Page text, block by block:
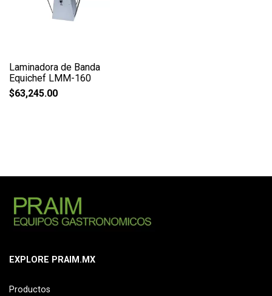
Laminadora de Banda
Equichef LMM-160
$63,245.00
EXPLORE PRAIM.MX
Productos